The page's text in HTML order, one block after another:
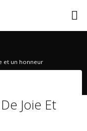
et un honneur
Joie Et